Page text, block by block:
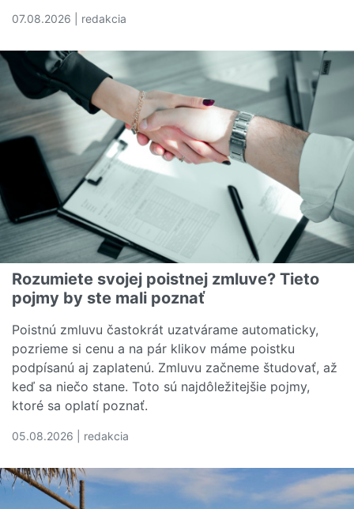
07.08.2026 | redakcia
Rozumiete svojej poistnej zmluve? Tieto
pojmy by ste mali poznať
Poistnú zmluvu častokrát uzatvárame automaticky,
pozrieme si cenu a na pár klikov máme poistku
podpísanú aj zaplatenú. Zmluvu začneme študovať, až
keď sa niečo stane. Toto sú najdôležitejšie pojmy,
ktoré sa oplatí poznať.
05.08.2026 | redakcia